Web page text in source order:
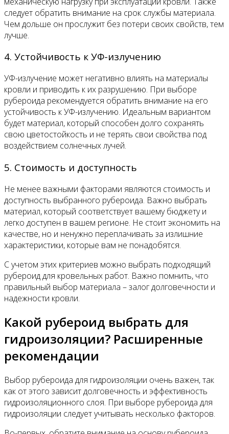
следует обратить внимание на срок службы материала.
Чем дольше он прослужит без потери своих свойств, тем
лучше.
4. Устойчивость к УФ-излучению
УФ-излучение может негативно влиять на материалы
кровли и приводить к их разрушению. При выборе
рубероида рекомендуется обратить внимание на его
устойчивость к УФ-излучению. Идеальным вариантом
будет материал, который способен долго сохранять
свою цветостойкость и не терять свои свойства под
воздействием солнечных лучей.
5. Стоимость и доступность
Не менее важными факторами являются стоимость и
доступность выбранного рубероида. Важно выбрать
материал, который соответствует вашему бюджету и
легко доступен в вашем регионе. Не стоит экономить на
качестве, но и ненужно переплачивать за излишние
характеристики, которые вам не понадобятся.
С учетом этих критериев можно выбрать подходящий
рубероид для кровельных работ. Важно помнить, что
правильный выбор материала – залог долговечности и
надежности кровли.
Какой рубероид выбрать для
гидроизоляции? Расширенные
рекомендации
Выбор рубероида для гидроизоляции очень важен, так
как от этого зависит долговечность и эффективность
гидроизоляционного слоя. При выборе рубероида для
гидроизоляции следует учитывать несколько факторов.